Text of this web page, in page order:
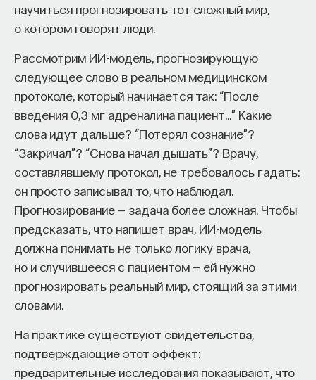
научиться прогнозировать тот сложный мир,
о котором говорят люди.
Рассмотрим ИИ-модель, прогнозирующую
следующее слово в реальном медицинском
протоколе, который начинается так: “После
введения 0,3 мг адреналина пациент…” Какие
слова идут дальше? “Потерял сознание”?
“Закричал”? “Снова начал дышать”? Врачу,
составлявшему протокол, не требовалось гадать:
он просто записывал то, что наблюдал.
Прогнозирование — задача более сложная. Чтобы
предсказать, что напишет врач, ИИ-модель
должна понимать не только логику врача,
но и случившееся с пациентом — ей нужно
прогнозировать реальный мир, стоящий за этими
словами.
На практике существуют свидетельства,
подтверждающие этот эффект:
предварительные исследования показывают, что